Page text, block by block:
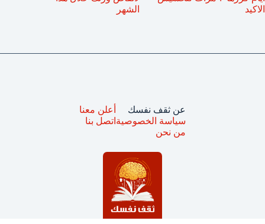
الاكيد
الشهر
عن ثقف نفسك
سياسة الخصوصية
من نحن
أعلن معنا
اتصل بنا